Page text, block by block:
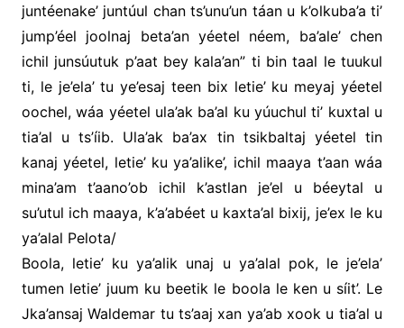
juntéenake’ juntúul chan ts’unu’un táan u k’olkuba’a ti’
jump’éel joolnaj beta’an yéetel néem, ba’ale’ chen
ichil junsúutuk p’aat bey kala’an” ti bin taal le tuukul
ti, le je’ela’ tu ye’esaj teen bix letie’ ku meyaj yéetel
oochel, wáa yéetel ula’ak ba’al ku yúuchul ti’ kuxtal u
tia’al u ts’íib. Ula’ak ba’ax tin tsikbaltaj yéetel tin
kanaj yéetel, letie’ ku ya’alike’, ichil maaya t’aan wáa
mina’am t’aano’ob ichil k’astlan je’el u béeytal u
su’utul ich maaya, k’a’abéet u kaxta’al bixij, je’ex le ku
ya’alal Pelota/
Boola, letie’ ku ya’alik unaj u ya’alal pok, le je’ela’
tumen letie’ juum ku beetik le boola le ken u síit’. Le
Jka’ansaj Waldemar tu ts’aaj xan ya’ab xook u tia’al u